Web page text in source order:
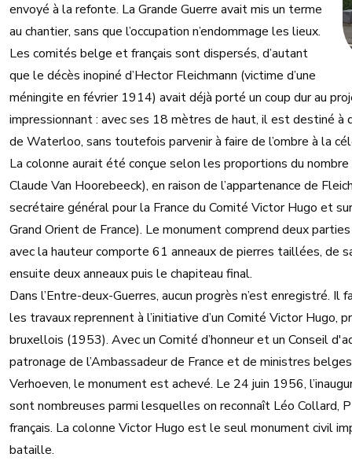
envoyé à la refonte. La Grande Guerre avait mis un terme
au chantier, sans que l’occupation n’endommage les lieux.
Les comités belge et français sont dispersés, d’autant
que le décès inopiné d’Hector Fleichmann (victime d’une
méningite en février 1914) avait déjà porté un coup dur au
impressionnant : avec ses 18 mètres de haut, il est destiné à
de Waterloo, sans toutefois parvenir à faire de l’ombre à la
La colonne aurait été conçue selon les proportions du nombre
Claude Van Hoorebeeck), en raison de l’appartenance de
secrétaire général pour la France du Comité Victor Hugo et
Grand Orient de France). Le monument comprend deux
avec la hauteur comporte 61 anneaux de pierres taillées, de
ensuite deux anneaux puis le chapiteau final.
Dans l’Entre-deux-Guerres, aucun progrès n’est enregistré.
les travaux reprennent à l’initiative d’un Comité Victor Hugo,
bruxellois (1953). Avec un Comité d’honneur et un Conseil
patronage de l’Ambassadeur de France et de ministres
Verhoeven, le monument est achevé. Le 24 juin 1956,
sont nombreuses parmi lesquelles on reconnaît Léo Collard,
français. La colonne Victor Hugo est le seul monument civil
bataille.